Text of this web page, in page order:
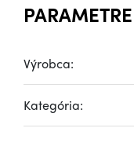
PARAMETRE
Výrobca:
Kategória: